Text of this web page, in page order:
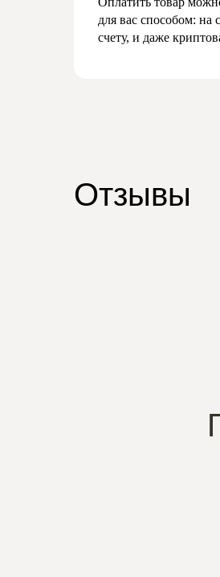
для вас способом: на
счету, и даже
Отзывы